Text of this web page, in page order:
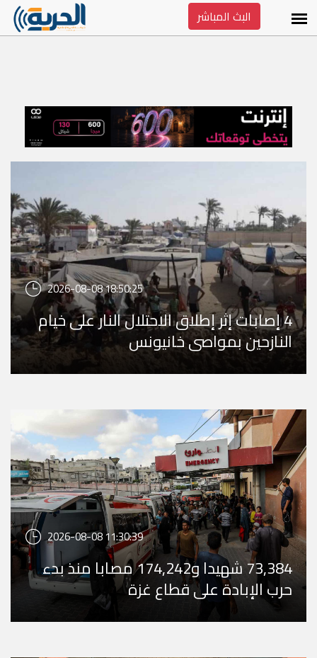
البث المباشر
2026-08-08 18:50:25
4 إصابات إثر إطلاق الاحتلال النار على خيام
النازحين بمواصي خانيونس
2026-08-08 11:30:39
73,384 شهيدا و174,242 مصابا منذ بدء
حرب الإبادة على قطاع غزة